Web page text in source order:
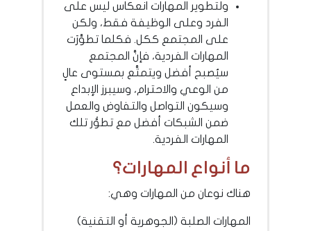
ولتطوير المهارات انعكاس ليس على
الفرد وعلى الوظيفة فقط، ولكن
على المجتمع ككل. فكلما تطوَّرَت
المهارات الفردية، فإنَّ المجتمع
سيُصبح أفضل ويتمتَّع بمستوى عالٍ
من الوعي والاحترام، وسيبرز الإبداع
وسيكون التواصل والتفاوض والعمل
ضمن الشبكات أفضل مع تطوُّر تلك
المهارات الفردية.
ما أنواع المهارات؟
هناك نوعان من المهارات وهي:
المهارات الصلبة (الجوهرية أو التقنية)